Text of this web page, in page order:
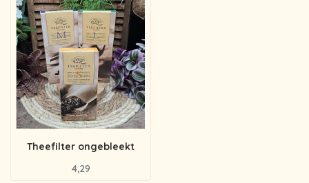
Theefilter ongebleekt
4,29